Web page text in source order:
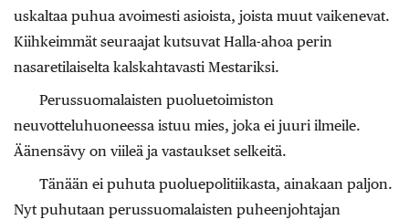
uskaltaa puhua avoimesti asioista, joista muut vaikenevat.
Kiihkeimmät seuraajat kutsuvat Halla-ahoa perin
nasaretilaiselta kalskahtavasti Mestariksi.
Perussuomalaisten puoluetoimiston
neuvotteluhuoneessa istuu mies, joka ei juuri ilmeile.
Äänensävy on viileä ja vastaukset selkeitä.
Tänään ei puhuta puoluepolitiikasta, ainakaan paljon.
Nyt puhutaan perussuomalaisten puheenjohtajan